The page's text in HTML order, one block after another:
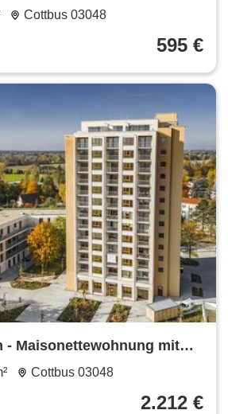
Balkon!
Cottbus 03048
595 €
- Maisonettewohnung mit
Cottbus 03048
2.212 €